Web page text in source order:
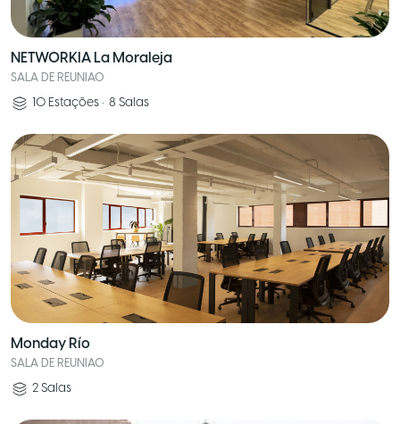
NETWORKIA La Moraleja
SALA DE REUNIAO
10 Estações • 8 Salas
Monday Río
SALA DE REUNIAO
2 Salas